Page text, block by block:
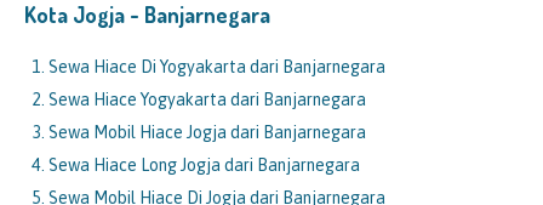
Kota Jogja - Banjarnegara
Sewa Hiace Di Yogyakarta dari Banjarnegara
Sewa Hiace Yogyakarta dari Banjarnegara
Sewa Mobil Hiace Jogja dari Banjarnegara
Sewa Hiace Long Jogja dari Banjarnegara
Sewa Mobil Hiace Di Jogja dari Banjarnegara